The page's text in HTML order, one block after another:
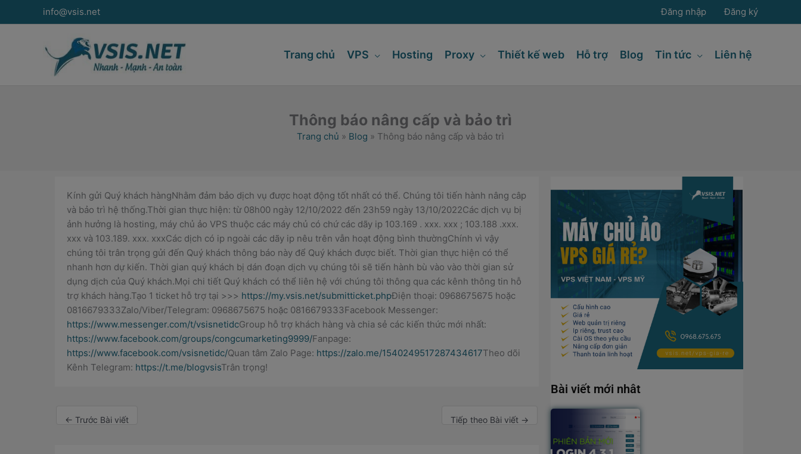
info@vsis.net Đăng nhập Đăng ký
Trang chủ VPS Hosting Proxy Thiết kế web Hỗ trợ Blog Tin tức Liên hệ
Thông báo nâng cấp và bảo trì
Trang chủ » Blog » Thông báo nâng cấp và bảo trì
Kính gửi Quý khách hàngNhằm đảm bảo dịch vụ được hoạt động tốt nhất có thể. Chúng tôi tiến hành nâng câp
và bảo trì hệ thống.Thời gian thực hiện: từ 08h00 ngày 12/10/2022 đến 23h59 ngày 13/10/2022Các dịch vụ bị
ảnh hưởng là hosting, máy chủ ảo VPS thuộc các máy chủ có chứ các dãy ip 103.169 . xxx. xxx ; 103.188 .xxx.
xxx và 103.189. xxx. xxxCác dịch có ip ngoài các dãy ip nêu trên vẫn hoạt động bình thườngChính vì vậy
chúng tôi trân trọng gửi đến Quý khách thông báo này để Quý khách được biết. Thời gian thực hiện có thể
nhanh hơn dự kiến. Thời gian quý khách bị dán đoạn dịch vụ chúng tôi sẽ tiến hành bù vào vào thời gian sử
dụng dịch của Quý khách.Mọi chi tiết Quý khách có thể liên hệ với chúng tôi thông qua các kênh thông tin hỗ
trợ khách hàng.Tạo 1 ticket hỗ trợ tại >>> https://my.vsis.net/submitticket.phpĐiện thoại: 0968675675 hoặc
0816679333Zalo/Viber/Telegram: 0968675675 hoặc 0816679333Facebook Messenger:
https://www.messenger.com/t/vsisnetidcGroup hỗ trợ khách hàng và chia sẻ các kiến thức mới nhất:
https://www.facebook.com/groups/congcumarketing9999/Fanpage:
https://www.facebook.com/vsisnetidc/Quan tâm Zalo Page: https://zalo.me/1540249517287434617Theo dõi
Kênh Telegram: https://t.me/blogvsisTrân trọng!
← Trước Bài viết Tiếp theo Bài viết →
Bài viết mới nhât